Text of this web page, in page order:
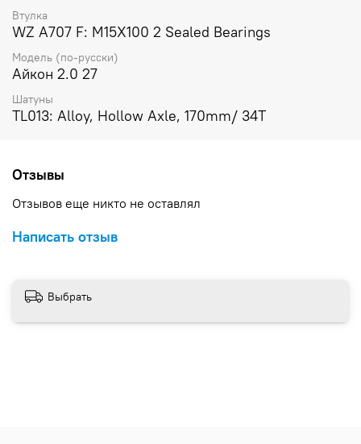
Втулка
WZ A707 F: M15X100 2 Sealed Bearings
Модель (по-русски)
Айкон 2.0 27
Шатуны
TL013: Alloy, Hollow Axle, 170mm/ 34T
Отзывы
Отзывов еще никто не оставлял
Написать отзыв
Выбрать